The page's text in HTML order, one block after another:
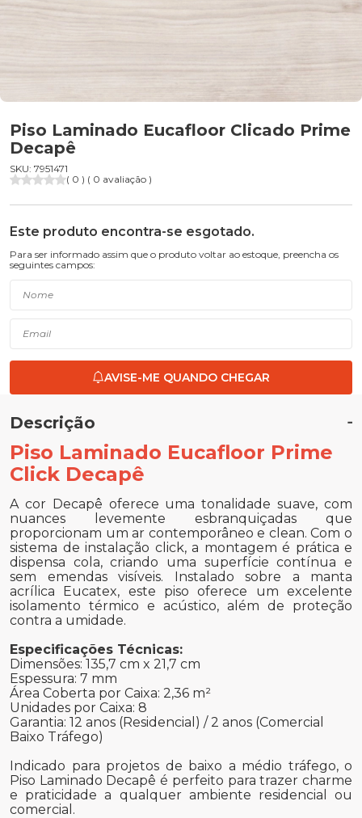
Piso Laminado Eucafloor Clicado Prime
Decapê
SKU: 7951471
( 0 ) ( 0 avaliação )
Este produto encontra-se esgotado.
Para ser informado assim que o produto voltar ao estoque, preencha os
seguintes campos:
AVISE-ME QUANDO CHEGAR
Descrição
Piso Laminado Eucafloor Prime
Click Decapê
A cor Decapê oferece uma tonalidade suave, com
nuances levemente esbranquiçadas que
proporcionam um ar contemporâneo e clean. Com o
sistema de instalação click, a montagem é prática e
dispensa cola, criando uma superfície contínua e
sem emendas visíveis. Instalado sobre a manta
acrílica Eucatex, este piso oferece um excelente
isolamento térmico e acústico, além de proteção
contra a umidade.
Especificações Técnicas:
Dimensões: 135,7 cm x 21,7 cm
Espessura: 7 mm
Área Coberta por Caixa: 2,36 m²
Unidades por Caixa: 8
Garantia: 12 anos (Residencial) / 2 anos (Comercial
Baixo Tráfego)
Indicado para projetos de baixo a médio tráfego, o
Piso Laminado Decapê é perfeito para trazer charme
e praticidade a qualquer ambiente residencial ou
comercial.